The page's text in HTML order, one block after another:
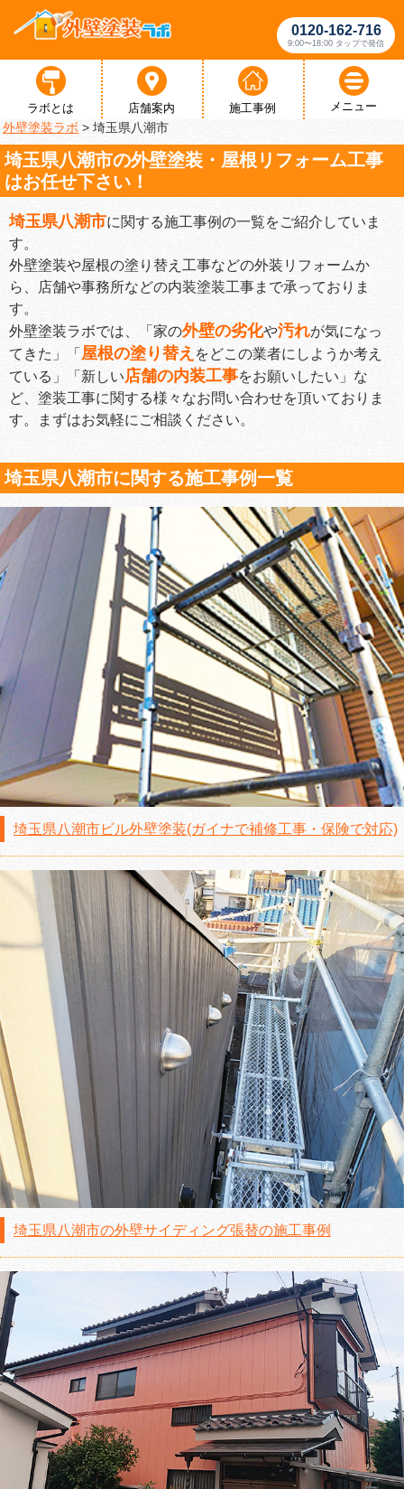
0120-162-716
9:00〜18:00 タップで発信
ラボとは 店舗案内 施工事例 メニュー
外壁塗装ラボ > 埼玉県八潮市
埼玉県八潮市の外壁塗装・屋根リフォーム工事
はお任せ下さい！
埼玉県八潮市に関する施工事例の一覧をご紹介していま
す。
外壁塗装や屋根の塗り替え工事などの外装リフォームか
ら、店舗や事務所などの内装塗装工事まで承っておりま
す。
外壁塗装ラボでは、「家の外壁の劣化や汚れが気になっ
てきた」「 屋根の塗り替え をどこの業者にしようか考え
ている」「新しい店舗の内装工事をお願いしたい」な
ど、塗装工事に関する様々なお問い合わせを頂いておりま
す。まずはお気軽にご相談ください。
埼玉県八潮市に関する施工事例一覧
埼玉県八潮市ビル外壁塗装(ガイナで補修工事・保険で対応)
埼玉県八潮市の外壁サイディング張替の施工事例